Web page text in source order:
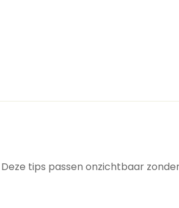
tips passen onzichtbaar